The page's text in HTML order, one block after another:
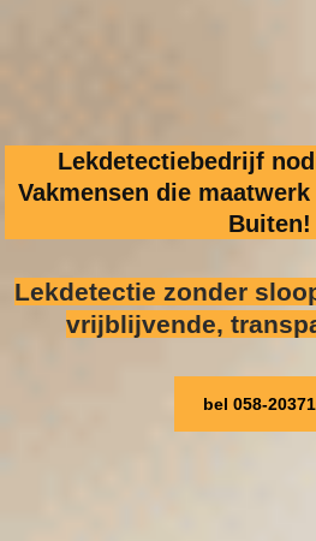
Lekdetectiebedrijf
Vakmensen die
Buiten!
Lekdetectie zonder
vrijblijvende,
bel 058-